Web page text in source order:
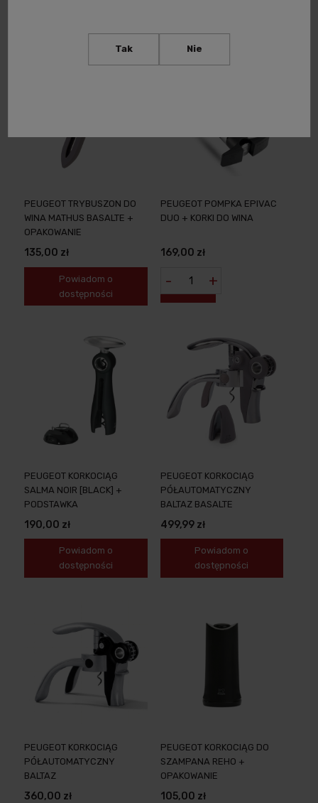
PEUGEOT TRYBUSZON DO
WINA MATHUS BASALTE +
OPAKOWANIE
135,00 zł
Powiadom o
dostępności
PEUGEOT POMPKA EPIVAC
DUO + KORKI DO WINA
169,00 zł
- +
PEUGEOT KORKOCIĄG
SALMA NOIR [BLACK] +
PODSTAWKA
190,00 zł
Powiadom o
dostępności
PEUGEOT KORKOCIĄG
PÓŁAUTOMATYCZNY
BALTAZ BASALTE
499,99 zł
Powiadom o
dostępności
PEUGEOT KORKOCIĄG
PÓŁAUTOMATYCZNY
BALTAZ
360,00 zł
PEUGEOT KORKOCIĄG DO
SZAMPANA REHO +
OPAKOWANIE
105,00 zł
Tak Nie